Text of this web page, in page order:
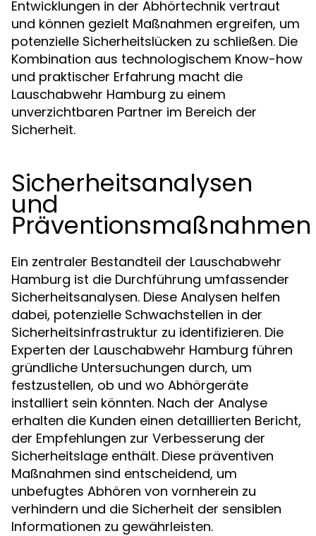
Entwicklungen in der Abhörtechnik vertraut
und können gezielt Maßnahmen ergreifen, um
potenzielle Sicherheitslücken zu schließen. Die
Kombination aus technologischem Know-how
und praktischer Erfahrung macht die
Lauschabwehr Hamburg zu einem
unverzichtbaren Partner im Bereich der
Sicherheit.
Sicherheitsanalysen
und
Präventionsmaßnahmen
Ein zentraler Bestandteil der Lauschabwehr
Hamburg ist die Durchführung umfassender
Sicherheitsanalysen. Diese Analysen helfen
dabei, potenzielle Schwachstellen in der
Sicherheitsinfrastruktur zu identifizieren. Die
Experten der Lauschabwehr Hamburg führen
gründliche Untersuchungen durch, um
festzustellen, ob und wo Abhörgeräte
installiert sein könnten. Nach der Analyse
erhalten die Kunden einen detaillierten Bericht,
der Empfehlungen zur Verbesserung der
Sicherheitslage enthält. Diese präventiven
Maßnahmen sind entscheidend, um
unbefugtes Abhören von vornherein zu
verhindern und die Sicherheit der sensiblen
Informationen zu gewährleisten.